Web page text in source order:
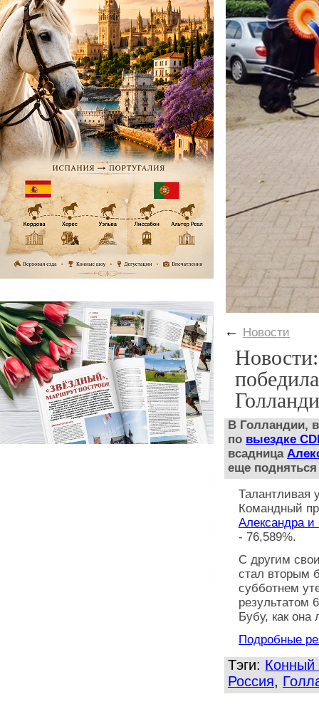
← Новости
В Голландии,
по выездке
всадница
еще подняться
Талантливая
Командный
Александра
- 76,589%.
С другим
стал вторым
субботнем
результатом
Бубу, как она
Подробные
Тэги: Конный
Россия,